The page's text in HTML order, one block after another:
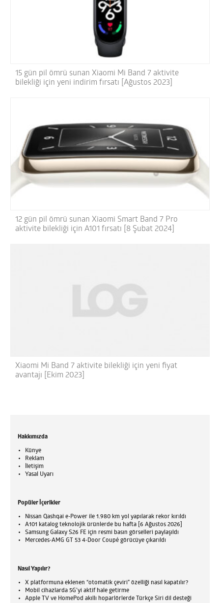
15 gün pil ömrü sunan Xiaomi Mi Band 7 aktivite
bilekliği için yeni indirim fırsatı [Ağustos 2023]
12 gün pil ömrü sunan Xiaomi Smart Band 7 Pro
aktivite bilekliği için A101 fırsatı [8 Şubat 2024]
Xiaomi Mi Band 7 aktivite bilekliği için yeni fiyat
avantajı [Ekim 2023]
Hakkımızda
Künye
Reklam
İletişim
Yasal Uyarı
Popüler İçerikler
Nissan Qashqai e-Power ile 1.980 km yol yapılarak rekor kırıldı
A101 katalog teknolojik ürünlerde bu hafta [6 Ağustos 2026]
Samsung Galaxy S26 FE için resmi basın görselleri paylaşıldı
Mercedes-AMG GT 53 4-Door Coupé görücüye çıkarıldı
Nasıl Yapılır?
X platformuna eklenen “otomatik çeviri” özelliği nasıl kapatılır?
Mobil cihazlarda 5G’yi aktif hale getirme
Apple TV ve HomePod akıllı hoparlörlerde Türkçe Siri dil desteği